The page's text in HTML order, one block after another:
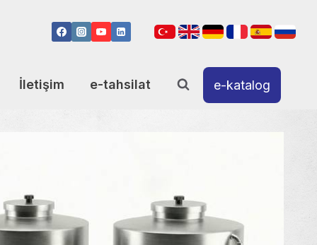
İletişim e-tahsilat e-katalog